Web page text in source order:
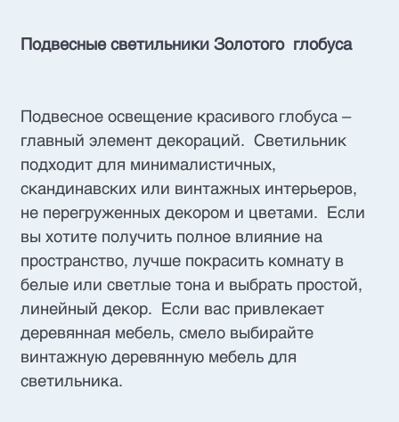
Подвесные светильники Золотого глобуса
Подвесное освещение красивого глобуса –
главный элемент декораций. Светильник
подходит для минималистичных,
скандинавских или винтажных интерьеров,
не перегруженных декором и цветами. Если
вы хотите получить полное влияние на
пространство, лучше покрасить комнату в
белые или светлые тона и выбрать простой,
линейный декор. Если вас привлекает
деревянная мебель, смело выбирайте
винтажную деревянную мебель для
светильника.